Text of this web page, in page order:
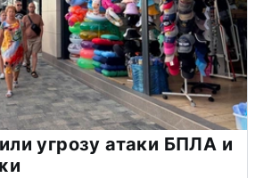
угрозу атаки БПЛА и